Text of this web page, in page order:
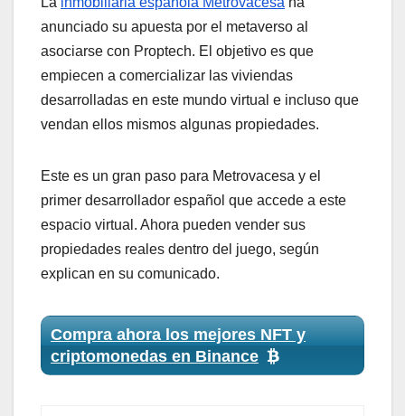
anunciado su apuesta por el metaverso al
asociarse con Proptech. El objetivo es que
empiecen a comercializar las viviendas
desarrolladas en este mundo virtual e incluso que
vendan ellos mismos algunas propiedades.
Este es un gran paso para Metrovacesa y el
primer desarrollador español que accede a este
espacio virtual. Ahora pueden vender sus
propiedades reales dentro del juego, según
explican en su comunicado.
Compra ahora los mejores NFT y
criptomonedas en Binance